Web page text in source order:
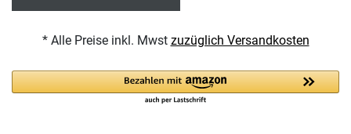
* Alle Preise inkl. Mwst zuzüglich Versandkosten